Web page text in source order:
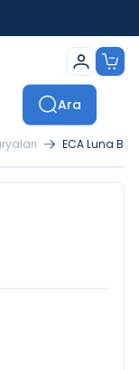
Ara
ECA Luna